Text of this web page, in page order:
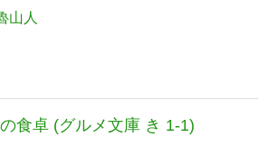
山人
食卓 (グルメ文庫 き 1-1)